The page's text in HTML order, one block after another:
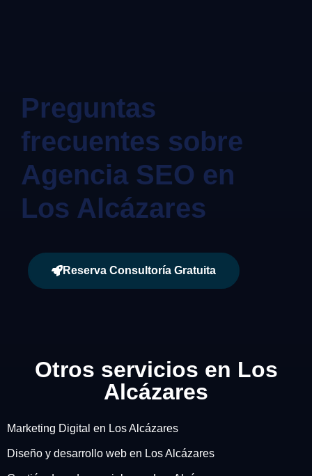
Preguntas
frecuentes sobre
Agencia SEO en
Los Alcázares
Reserva Consultoría Gratuita
Otros servicios en Los
Alcázares
Marketing Digital en Los Alcázares
Diseño y desarrollo web en Los Alcázares